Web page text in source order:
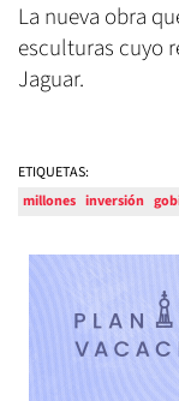
La nueva obra
esculturas cuyo
Jaguar.
ETIQUETAS:
millones inversión